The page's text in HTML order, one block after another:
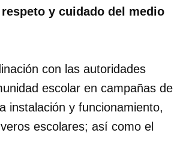
y cuidado del medio
con las autoridades
escolar en campañas de
instalación y funcionamiento,
escolares; así como el